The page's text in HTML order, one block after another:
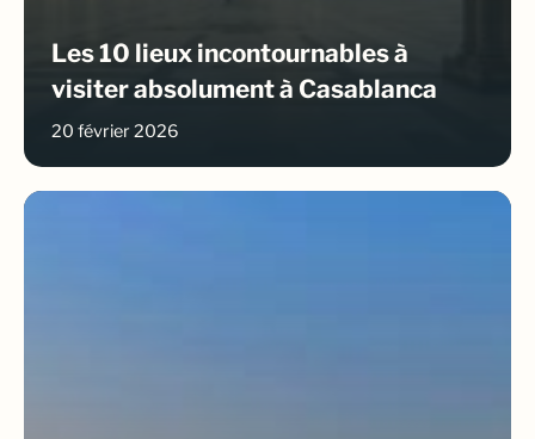
Les 10 lieux incontournables à
visiter absolument à Casablanca
20 février 2026